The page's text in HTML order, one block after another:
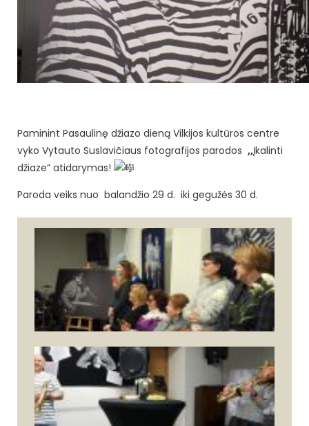
Paminint Pasaulinę džiazo dieną Vilkijos kultūros centre
vyko Vytauto Suslavičiaus fotografijos parodos ,,Įkalinti
džiaze” atidarymas!
Paroda veiks nuo balandžio 29 d. iki gegužės 30 d.